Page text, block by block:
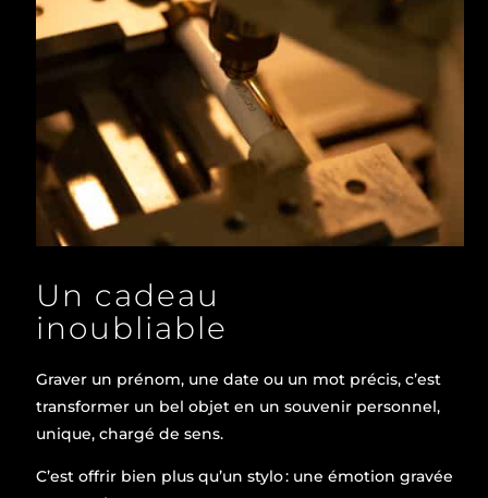
Un cadeau
inoubliable
Graver un prénom, une date ou un mot précis, c’est
transformer un bel objet en un souvenir personnel,
unique, chargé de sens.
C’est offrir bien plus qu’un stylo : une émotion gravée